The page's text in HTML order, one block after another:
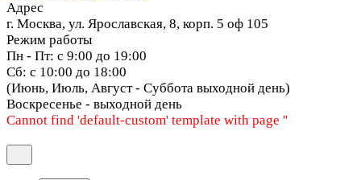
Адрес
г. Москва, ул. Ярославская, 8, корп. 5 оф 105
Режим работы
Пн - Пт: с 9:00 до 19:00
Сб: с 10:00 до 18:00
(Июнь, Июль, Август - Суббота выходной день)
Воскресенье - выходной день
Cannot find 'default-custom' template with page ''